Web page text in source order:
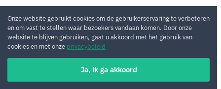
Onze website gebruikt cookies om de gebruikerservaring te verbeteren
en om vast te stellen waar bezoekers vandaan komen. Door onze
website te blijven gebruiken, gaat u akkoord met het gebruik van
cookies en met onze privacybeleid
Ja, ik ga akkoord